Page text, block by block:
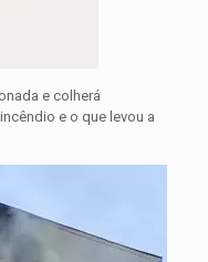
e colherá
e o que levou a